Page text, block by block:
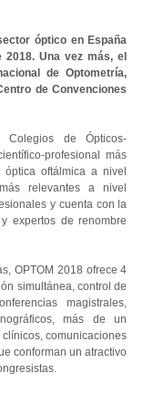
óptico en España
Una vez más, el
de Optometría,
de Convenciones
de Ópticos-
profesional más
oftálmica a nivel
relevantes a nivel
y cuenta con la
expertos de renombre
OPTOM 2018 ofrece 4
simultánea, control de
magistrales,
más de un
comunicaciones
conforman un atractivo